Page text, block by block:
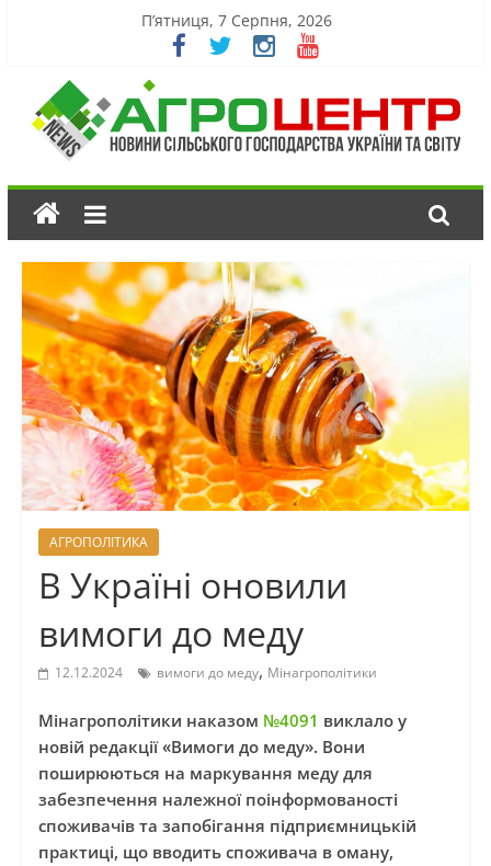
П’ятниця, 7 Серпня, 2026
АГРОПОЛІТИКА
В Україні оновили
вимоги до меду
12.12.2024 вимоги до меду, Мінагрополітики
Мінагрополітики наказом №4091 виклало у
новій редакції «Вимоги до меду». Вони
поширюються на маркування меду для
забезпечення належної поінформованості
споживачів та запобігання підприємницькій
практиці, що вводить споживача в оману,